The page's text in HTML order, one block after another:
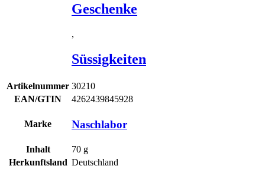
Geschenke
,
Süssigkeiten
Artikelnummer 30210
EAN/GTIN
4262439845928
Marke Naschlabor
Inhalt 70 g
Herkunftsland Deutschland